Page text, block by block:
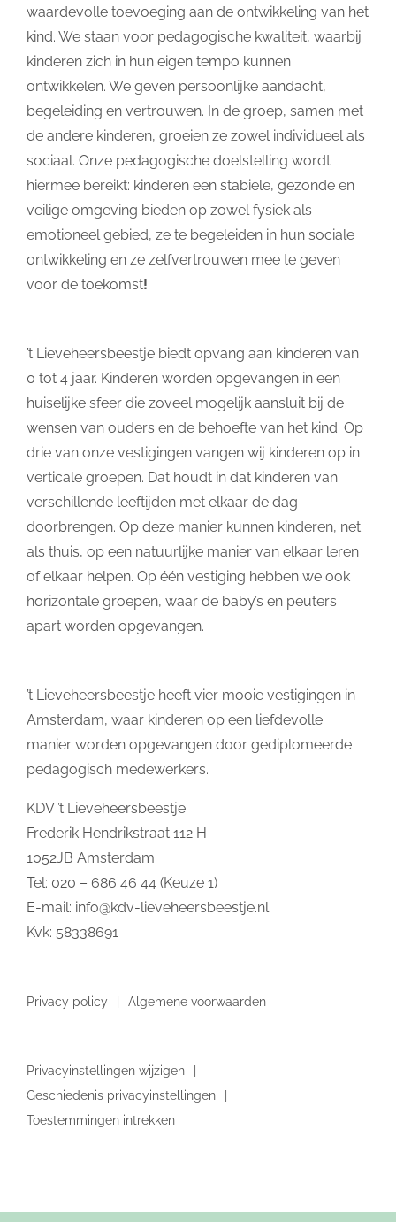
waardevolle toevoeging aan de ontwikkeling van het
kind. We staan voor pedagogische kwaliteit, waarbij
kinderen zich in hun eigen tempo kunnen
ontwikkelen. We geven persoonlijke aandacht,
begeleiding en vertrouwen. In de groep, samen met
de andere kinderen, groeien ze zowel individueel als
sociaal. Onze pedagogische doelstelling wordt
hiermee bereikt: kinderen een stabiele, gezonde en
veilige omgeving bieden op zowel fysiek als
emotioneel gebied, ze te begeleiden in hun sociale
ontwikkeling en ze zelfvertrouwen mee te geven
voor de toekomst!
’t Lieveheersbeestje biedt opvang aan kinderen van
0 tot 4 jaar. Kinderen worden opgevangen in een
huiselijke sfeer die zoveel mogelijk aansluit bij de
wensen van ouders en de behoefte van het kind. Op
drie van onze vestigingen vangen wij kinderen op in
verticale groepen. Dat houdt in dat kinderen van
verschillende leeftijden met elkaar de dag
doorbrengen. Op deze manier kunnen kinderen, net
als thuis, op een natuurlijke manier van elkaar leren
of elkaar helpen. Op één vestiging hebben we ook
horizontale groepen, waar de baby’s en peuters
apart worden opgevangen.
’t Lieveheersbeestje heeft vier mooie vestigingen in
Amsterdam, waar kinderen op een liefdevolle
manier worden opgevangen door gediplomeerde
pedagogisch medewerkers.
KDV ’t Lieveheersbeestje
Frederik Hendrikstraat 112 H
1052JB Amsterdam
Tel: 020 – 686 46 44 (Keuze 1)
E-mail: info@kdv-lieveheersbeestje.nl
Kvk: 58338691
Privacy policy Algemene voorwaarden
Privacyinstellingen wijzigen
Geschiedenis privacyinstellingen
Toestemmingen intrekken